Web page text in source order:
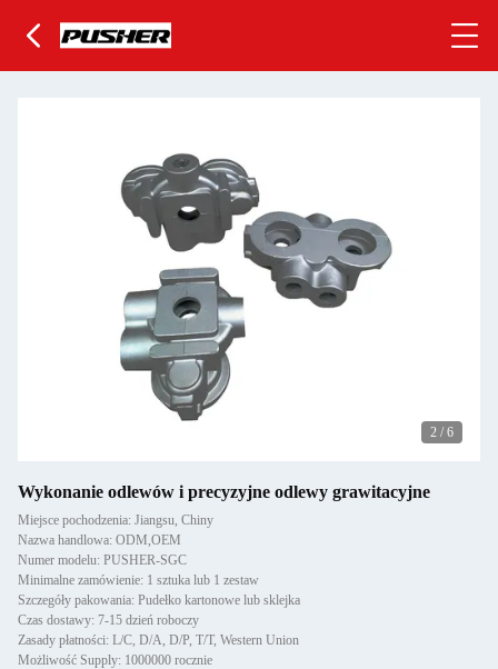
2 / 6
Wykonanie odlewów i precyzyjne odlewy grawitacyjne
Miejsce pochodzenia: Jiangsu, Chiny
Nazwa handlowa: ODM,OEM
Numer modelu: PUSHER-SGC
Minimalne zamówienie: 1 sztuka lub 1 zestaw
Szczegóły pakowania: Pudełko kartonowe lub sklejka
Czas dostawy: 7-15 dzień roboczy
Zasady płatności: L/C, D/A, D/P, T/T, Western Union
Możliwość Supply: 1000000 rocznie